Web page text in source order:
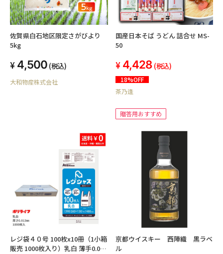
佐賀県白石地区限定さがびより
5kg
4,500 (税込)
大和物産株式会社
国産日本そば うどん 詰合せ MS-
50
4,428 (税込)
18%OFF
茶乃逢
贈答用おすすめ
レジ袋４０号 100枚x10冊（1小箱
販売 1000枚入り）乳白 薄手0.013
京都ウイスキー 西陣織 黒ラベ
ル